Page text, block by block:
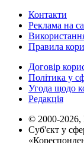
Контакти
Реклама на
Правила
Договір
Політика у
Угода щодо
Редакція
© 2000-2026,
Суб'єкт у